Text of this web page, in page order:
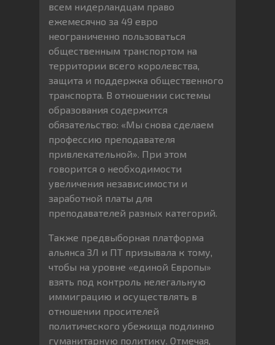
всем нидерландцам право
ежемесячно за 49 евро
неограниченно пользоваться
общественным транспортом на
территории всего королевства,
защита и поддержка общественного
транспорта. В отношении системы
образования содержится
обязательство: «Мы снова сделаем
профессию преподавателя
привлекательной». При этом
говорится о необходимости
увеличения независимости и
заработной платы для
преподавателей разных категорий.
Также предвыборная платформа
альянса ЗЛ и ПТ призывала к тому,
чтобы на уровне «единой Европы»
взять под контроль нелегальную
иммиграцию и осуществлять в
отношении просителей
политического убежища подлинно
гуманитарную политику. Отмечая,